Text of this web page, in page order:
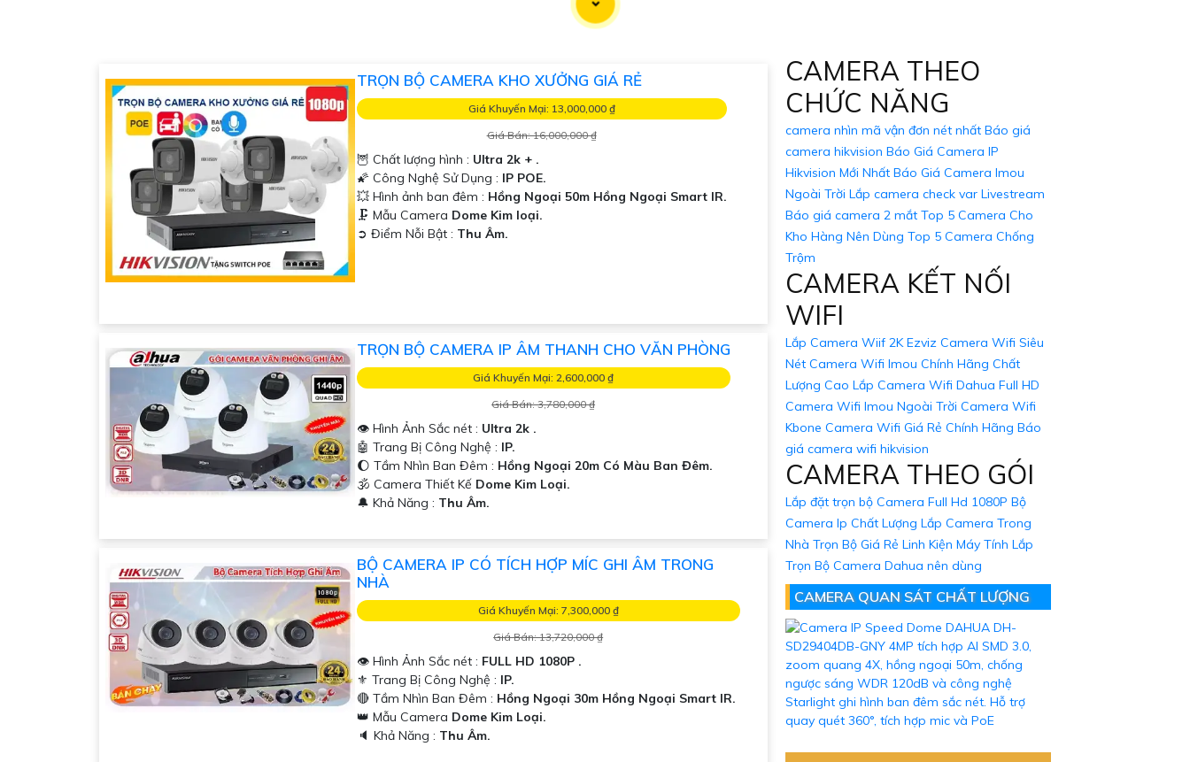
Cài đặt và cấu hình dễ dàng: Chọn camera IP có giao diện dễ sử dụng, dễ cấu hình và kết nối với hệ thống mạng để việc lắp đặt và sử dụng thuận tiện.
Hy vọng những tư vấn trên sẽ giúp bạn lựa chọn được camera IP hình sắc nét với công nghệ phù hợp cho nhu cầu sử dụng của mình. Nếu cần thêm thông tin
hoặc có bất kỳ câu hỏi nào khác, vui lòng cho biết để được tư vấn chi tiết hơn. Chúc bạn thành công!
TRỌN BỘ CAMERA KHO XƯỞNG GIÁ RẺ
Giá Khuyến Mại: 13,000,000 ₫
Giá Bán: 16,000,000 ₫
🦉 Chất lượng hình : Ultra 2k + .
🌠 Công Nghệ Sử Dụng : IP POE.
💥 Hình ảnh ban đêm : Hồng Ngoại 50m Hồng Ngoại Smart IR.
🗜️ Mẫu Camera Dome Kim loại.
️➲ Điểm Nỗi Bật : Thu Âm.
TRỌN BỘ CAMERA IP ÂM THANH CHO VĂN PHÒNG
Giá Khuyến Mại: 2,600,000 ₫
Giá Bán: 3,780,000 ₫
👁 Hình Ảnh Sắc nét : Ultra 2k .
🤖️ Trang Bị Công Nghệ : IP.
🌔 Tầm Nhìn Ban Đêm : Hồng Ngoại 20m Có Màu Ban Đêm.
🕉️ Camera Thiết Kế Dome Kim Loại.
️🔔 Khả Năng : Thu Âm.
BỘ CAMERA IP CÓ TÍCH HỢP MÍC GHI ÂM TRONG
NHÀ
Giá Khuyến Mại: 7,300,000 ₫
Giá Bán: 13,720,000 ₫
👁 Hình Ảnh Sắc nét : FULL HD 1080P .
⚜️ Trang Bị Công Nghệ : IP.
🔴 Tầm Nhìn Ban Đêm : Hồng Ngoại 30m Hồng Ngoại Smart IR.
👑 Mẫu Camera Dome Kim Loại.
️🔈 Khả Năng : Thu Âm.
CAMERA THEO
CHỨC NĂNG
camera nhìn mã vận đơn nét nhất Báo giá
camera hikvision Báo Giá Camera IP
Hikvision Mới Nhất Báo Giá Camera Imou
Ngoài Trời Lắp camera check var Livestream
Báo giá camera 2 mắt Top 5 Camera Cho
Kho Hàng Nên Dùng Top 5 Camera Chống
Trộm
CAMERA KẾT NỐI
WIFI
Lắp Camera Wiif 2K Ezviz Camera Wifi Siêu
Nét Camera Wifi Imou Chính Hãng Chất
Lượng Cao Lắp Camera Wifi Dahua Full HD
Camera Wifi Imou Ngoài Trời Camera Wifi
Kbone Camera Wifi Giá Rẻ Chính Hãng Báo
giá camera wifi hikvision
CAMERA THEO GÓI
Lắp đặt trọn bộ Camera Full Hd 1080P Bộ
Camera Ip Chất Lượng Lắp Camera Trong
Nhà Trọn Bộ Giá Rẻ Linh Kiện Máy Tính Lắp
Trọn Bộ Camera Dahua nên dùng
CAMERA QUAN SÁT CHẤT LƯỢNG